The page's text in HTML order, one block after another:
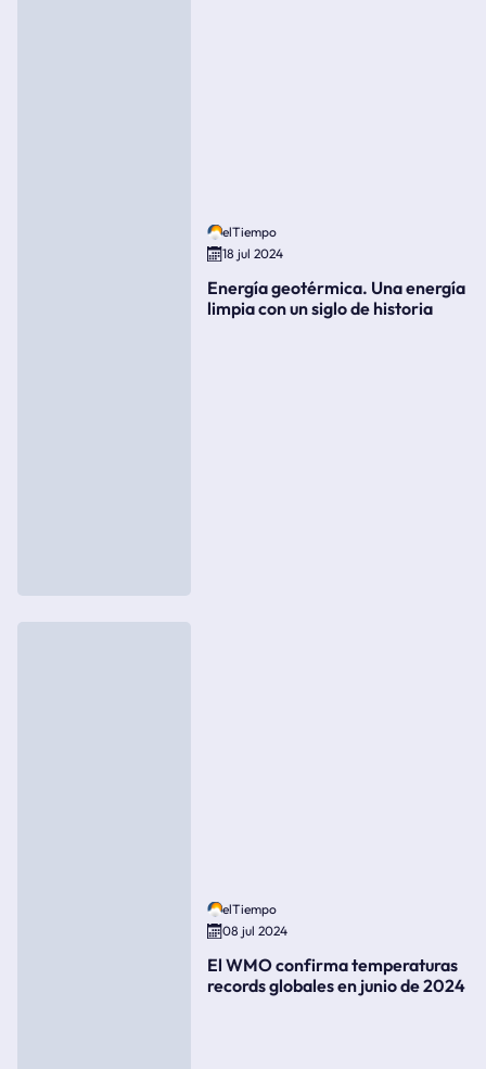
elTiempo
18 jul 2024
Energía geotérmica. Una energía
limpia con un siglo de historia
elTiempo
08 jul 2024
El WMO confirma temperaturas
records globales en junio de 2024